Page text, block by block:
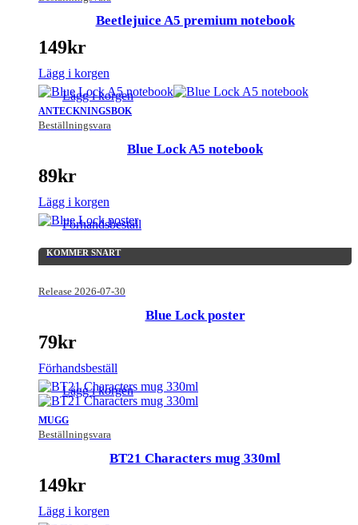
Beetlejuice A5 premium notebook
149kr
Lägg i korgen
ANTECKNINGSBOK
Beställningsvara
Lägg i korgen
Blue Lock A5 notebook
89kr
Lägg i korgen
KOMMER SNART
Release 2026-07-30
Förhandsbeställ
Blue Lock poster
79kr
Förhandsbeställ
MUGG
Beställningsvara
Lägg i korgen
BT21 Characters mug 330ml
149kr
Lägg i korgen